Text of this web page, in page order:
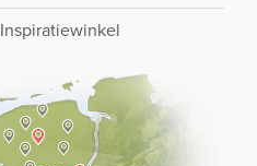
Inspiratiewinkel